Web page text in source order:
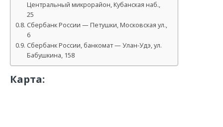
Центральный микрорайон, Кубанская наб.,
25
Сбербанк России — Петушки, Московская ул.,
6
Сбербанк России, банкомат — Улан-Удэ, ул.
Бабушкина, 158
Карта: